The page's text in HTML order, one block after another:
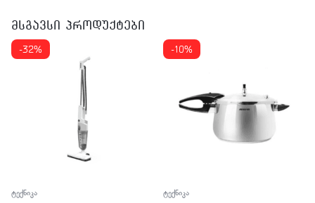
მსგავსი პროდუქტები
-32%
ტექნიკა
-10%
ტექნიკა